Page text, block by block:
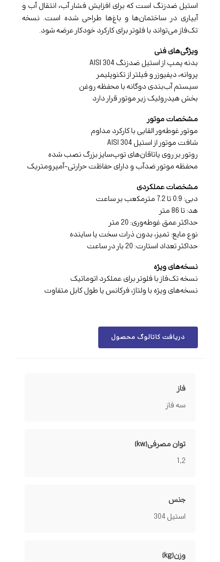
استیل ضدزنگ است که برای افزایش فشار آب، انتقال آب و
آبیاری در ساختمان‌ها و باغ‌ها طراحی شده است. نسخه
تک‌فاز می‌تواند با فلوتر برای کارکرد خودکار عرضه شود.
ویژگی‌های فنی
بدنه پمپ از استیل ضدزنگ AISI 304
پروانه، دیفیوزر و فیلتر از تکنوپلیمر
سیستم آب‌بندی دوگانه با محفظه روغن
بخش هیدرولیک زیر موتور قرار دارد
مشخصات موتور
موتور غوطه‌ور القایی با کارکرد مداوم
شافت موتور از استیل AISI 304
روتور بر روی یاتاقان‌های توپ‌سایز بزرگ نصب شده
محفظه موتور ضدآب و دارای حفاظت حرارتی-آمپرومتریک
مشخصات عملکردی
دبی: 0.9 تا 7.2 مترمکعب بر ساعت
هد: تا 86 متر
حداکثر عمق غوطه‌وری: 20 متر
نوع مایع: تمیز، بدون ذرات سخت یا ساینده
حداکثر تعداد استارت: 20 بار در ساعت
نسخه‌های ویژه
نسخه تک‌فاز با فلوتر برای عملکرد اتوماتیک
نسخه‌های ویژه با ولتاژ، فرکانس یا طول کابل متفاوت
دریافت کاتالوگ محصول
فاز
سه فاز
توان مصرفی(kw)
1,2
جنس
استیل 304
وزن(kg)